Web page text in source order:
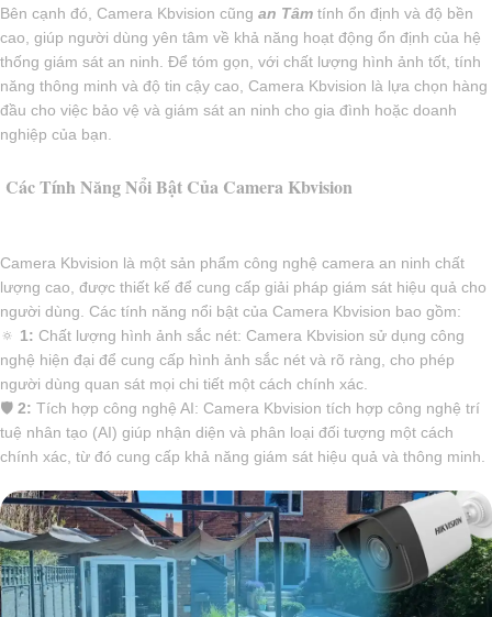
Bên cạnh đó, Camera Kbvision cũng an Tâm tính ổn định và độ bền
cao, giúp người dùng yên tâm về khả năng hoạt động ổn định của hệ
thống giám sát an ninh. Để tóm gọn, với chất lượng hình ảnh tốt, tính
năng thông minh và độ tin cậy cao, Camera Kbvision là lựa chọn hàng
đầu cho việc bảo vệ và giám sát an ninh cho gia đình hoặc doanh
nghiệp của bạn.
Các Tính Năng Nổi Bật Của Camera Kbvision
Camera Kbvision là một sản phẩm công nghệ camera an ninh chất
lượng cao, được thiết kế để cung cấp giải pháp giám sát hiệu quả cho
người dùng. Các tính năng nổi bật của Camera Kbvision bao gồm:
🔅 1: Chất lượng hình ảnh sắc nét: Camera Kbvision sử dụng công
nghệ hiện đại để cung cấp hình ảnh sắc nét và rõ ràng, cho phép
người dùng quan sát mọi chi tiết một cách chính xác.
🛡 2: Tích hợp công nghệ AI: Camera Kbvision tích hợp công nghệ trí
tuệ nhân tạo (AI) giúp nhận diện và phân loại đối tượng một cách
chính xác, từ đó cung cấp khả năng giám sát hiệu quả và thông minh.